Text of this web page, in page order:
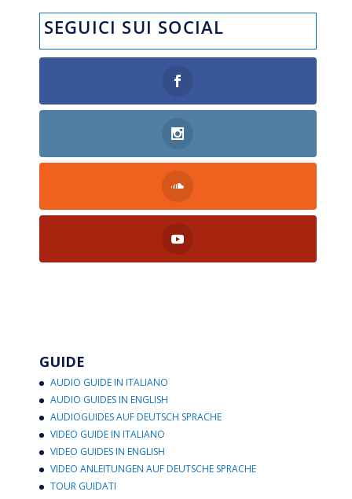
SEGUICI SUI SOCIAL
GUIDE
AUDIO GUIDE IN ITALIANO
AUDIO GUIDES IN ENGLISH
AUDIOGUIDES AUF DEUTSCH SPRACHE
VIDEO GUIDE IN ITALIANO
VIDEO GUIDES IN ENGLISH
VIDEO ANLEITUNGEN AUF DEUTSCHE SPRACHE
TOUR GUIDATI